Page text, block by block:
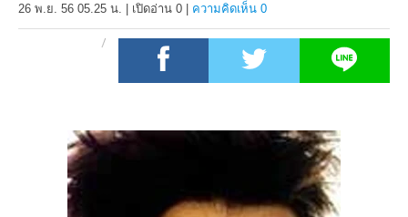
26 พ.ย. 56 05.25 น. เปิดอ่าน 0 ความคิดเห็น 0